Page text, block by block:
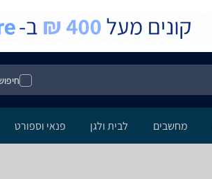
מחשבים לבית ולגן פנאי וספורט